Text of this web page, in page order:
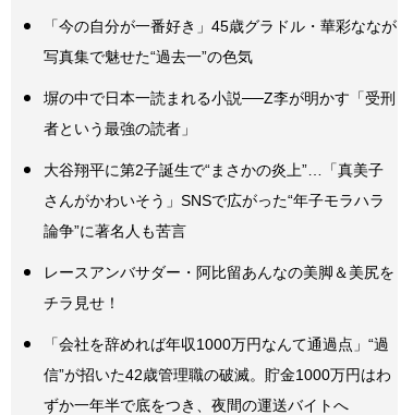
「今の自分が一番好き」45歳グラドル・華彩ななが
写真集で魅せた“過去一”の色気
塀の中で日本一読まれる小説──Z李が明かす「受刑
者という最強の読者」
大谷翔平に第2子誕生で“まさかの炎上”…「真美子
さんがかわいそう」SNSで広がった“年子モラハラ
論争”に著名人も苦言
レースアンバサダー・阿比留あんなの美脚＆美尻を
チラ見せ！
「会社を辞めれば年収1000万円なんて通過点」“過
信”が招いた42歳管理職の破滅。貯金1000万円はわ
ずか一年半で底をつき、夜間の運送バイトへ